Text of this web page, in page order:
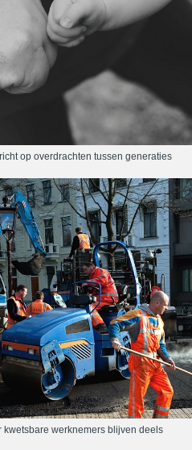
op overdrachten tussen generaties
kwetsbare werknemers blijven deels